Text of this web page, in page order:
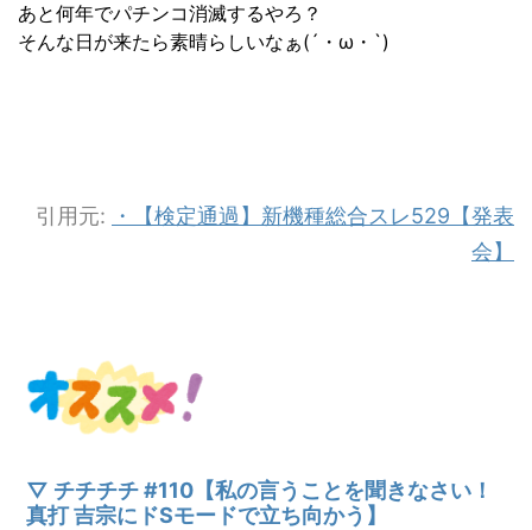
あと何年でパチンコ消滅するやろ？
そんな日が来たら素晴らしいなぁ(´・ω・`)
引用元:
・【検定通過】新機種総合スレ529【発表
会】
▽ チチチチ #110【私の言うことを聞きなさい！
真打 吉宗にドSモードで立ち向かう】